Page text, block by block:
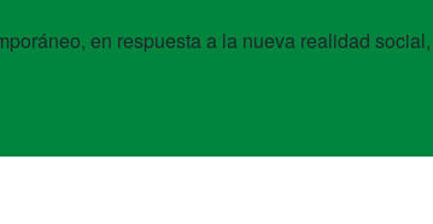
en respuesta a la nueva realidad